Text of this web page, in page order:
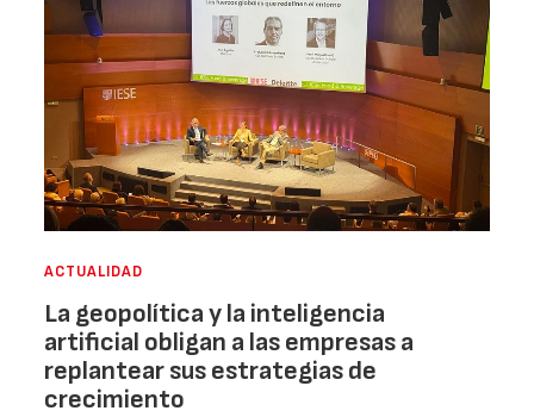
ACTUALIDAD
La geopolítica y la inteligencia
artificial obligan a las empresas a
replantear sus estrategias de
crecimiento